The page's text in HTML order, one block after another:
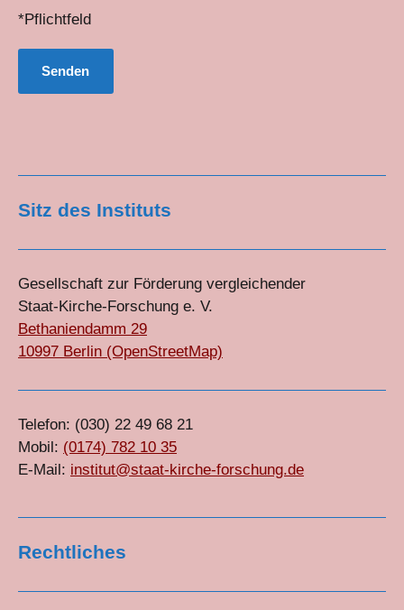
*Pflichtfeld
Sitz des Instituts
Gesellschaft zur Förderung vergleichender
Staat-Kirche-Forschung e. V.
Bethaniendamm 29
10997 Berlin (OpenStreetMap)
Telefon: (030) 22 49 68 21
Mobil: (0174) 782 10 35
E-Mail: institut@staat-kirche-forschung.de
Rechtliches